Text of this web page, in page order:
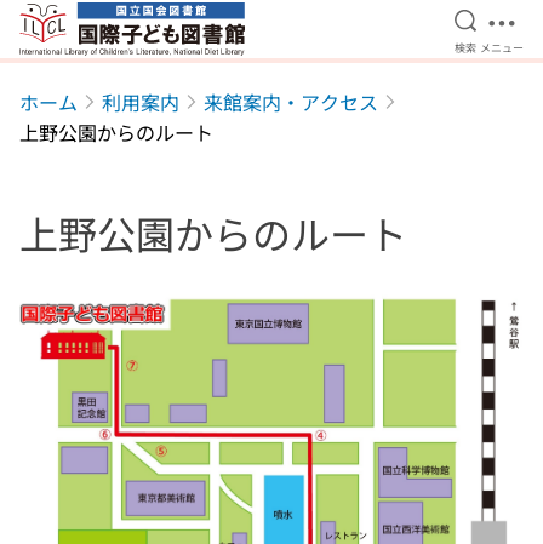
本文へ移動
検索を
検索 メ
メニュー
ホーム 利用案内
来館案内・アクセス
上野公園からのルート
上野公園からのルート